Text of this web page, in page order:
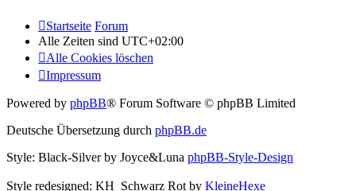
Startseite Forum
Alle Zeiten sind UTC+02:00
Alle Cookies löschen
Impressum
Powered by phpBB® Forum Software © phpBB Limited
Deutsche Übersetzung durch phpBB.de
Style: Black-Silver by Joyce&Luna phpBB-Style-Design
Style redesigned: KH_Schwarz Rot by KleineHexe